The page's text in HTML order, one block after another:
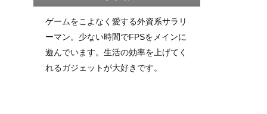
ゲームをこよなく愛する外資系サラリ
ーマン。少ない時間でFPSをメインに
遊んでいます。生活の効率を上げてく
れるガジェットが大好きです。